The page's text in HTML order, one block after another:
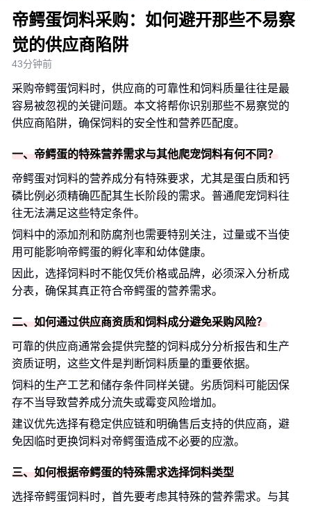
帝鳄蛋饲料采购：如何避开那些不易察
觉的供应商陷阱
43分钟前
采购帝鳄蛋饲料时，供应商的可靠性和饲料质量往往是最
容易被忽视的关键问题。本文将帮你识别那些不易察觉的
供应商陷阱，确保饲料的安全性和营养匹配度。
一、帝鳄蛋的特殊营养需求与其他爬宠饲料有何不同？
帝鳄蛋对饲料的营养成分有特殊要求，尤其是蛋白质和钙
磷比例必须精确匹配其生长阶段的需求。普通爬宠饲料往
往无法满足这些特定条件。
饲料中的添加剂和防腐剂也需要特别关注，过量或不当使
用可能影响帝鳄蛋的孵化率和幼体健康。
因此，选择饲料时不能仅凭价格或品牌，必须深入分析成
分表，确保其真正符合帝鳄蛋的营养需求。
二、如何通过供应商资质和饲料成分避免采购风险？
可靠的供应商通常会提供完整的饲料成分分析报告和生产
资质证明，这些文件是判断饲料质量的重要依据。
饲料的生产工艺和储存条件同样关键。劣质饲料可能因保
存不当导致营养成分流失或霉变风险增加。
建议优先选择有稳定供应链和明确售后支持的供应商，避
免因临时更换饲料对帝鳄蛋造成不必要的应激。
三、如何根据帝鳄蛋的特殊需求选择饲料类型
选择帝鳄蛋饲料时，首先要考虑其特殊的营养需求。与其